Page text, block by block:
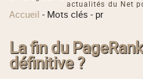
actualités du Net
Accueil - Mots clés - pr
La fin du
définitive ?